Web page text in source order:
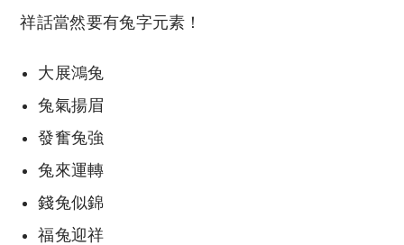
祥話當然要有兔字元素！
大展鴻兔
兔氣揚眉
發奮兔強
兔來運轉
錢兔似錦
福兔迎祥